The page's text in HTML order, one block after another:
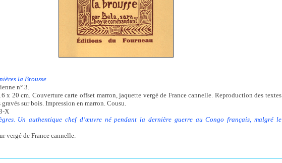
la Brousse.
n° 3.
x 20 cm. Couverture carte offset marron, jaquette vergé de France cannelle. Reproduction des textes
sur bois. Impression en marron. Cousu.
X
Un authentique chef d’œuvre né pendant la dernière guerre au Congo français, malgré le
vergé de France cannelle.